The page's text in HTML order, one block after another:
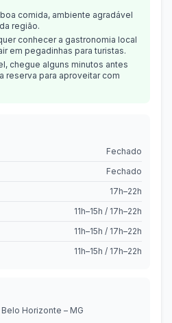
boa comida, ambiente agradável
região.
conhecer a gastronomia local
em pegadinhas para turistas.
chegue alguns minutos antes
reserva para aproveitar com
Fechado
Fechado
17h–22h
11h–15h / 17h–22h
11h–15h / 17h–22h
11h–15h / 17h–22h
Horizonte – MG